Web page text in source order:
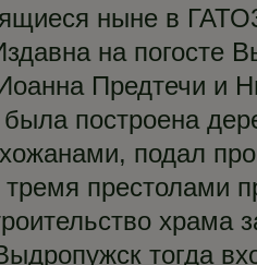
ныне в
на погосте
Предтечи и
построена
подал
престолами
храма
тогда